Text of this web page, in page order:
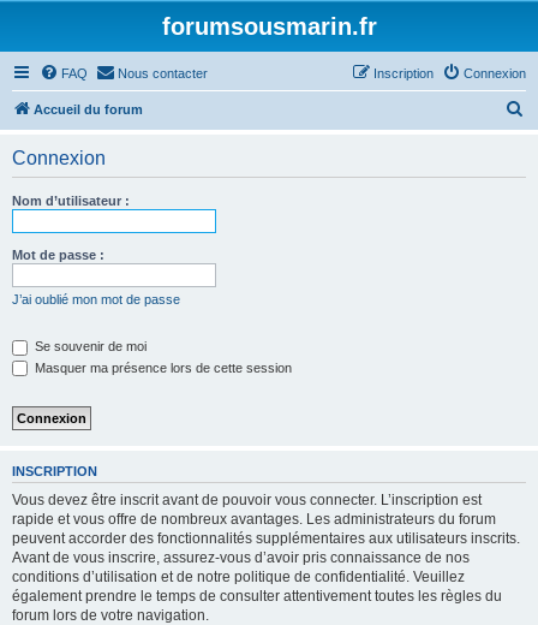
forumsousmarin.fr
FAQ Nous contacter Connexion
Inscription
Accueil du forum
Connexion
Nom d’utilisateur :
Mot de passe :
J’ai oublié mon mot de passe
Se souvenir de moi
Masquer ma présence lors de cette session
INSCRIPTION
Vous devez être inscrit avant de pouvoir vous connecter. L’inscription est
rapide et vous offre de nombreux avantages. Les administrateurs du forum
peuvent accorder des fonctionnalités supplémentaires aux utilisateurs inscrits.
Avant de vous inscrire, assurez-vous d’avoir pris connaissance de nos
conditions d’utilisation et de notre politique de confidentialité. Veuillez
également prendre le temps de consulter attentivement toutes les règles du
forum lors de votre navigation.